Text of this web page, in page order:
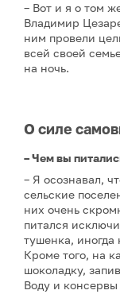
– Вот и я о том
Владимир
ним провели
всей своей
на ночь.
О силе
– Чем вы
– Я осознавал,
сельские
них очень
питался
тушенка,
Кроме того, на
шоколадку,
Воду и